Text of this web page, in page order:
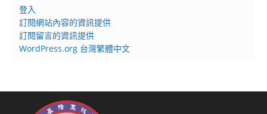
登入
訂閱網站內容的資訊提供
訂閱留言的資訊提供
WordPress.org 台灣繁體中文